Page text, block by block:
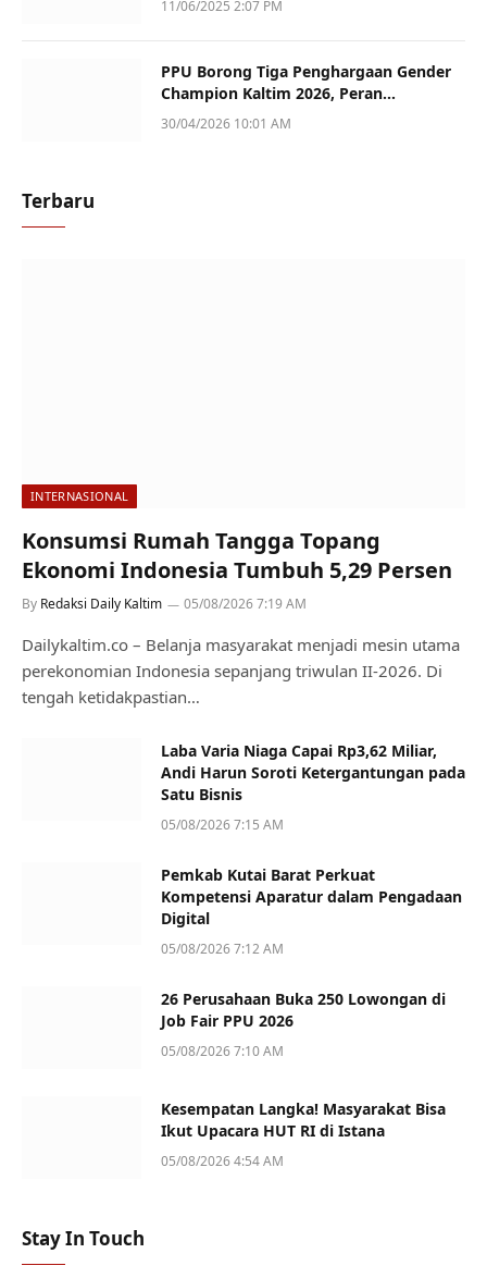
11/06/2025 2:07 PM
PPU Borong Tiga Penghargaan Gender
Champion Kaltim 2026, Peran
Perempuan Jadi Sorotan
30/04/2026 10:01 AM
Terbaru
INTERNASIONAL
Konsumsi Rumah Tangga Topang
Ekonomi Indonesia Tumbuh 5,29 Persen
By Redaksi Daily Kaltim 05/08/2026 7:19 AM
Dailykaltim.co – Belanja masyarakat menjadi mesin utama
perekonomian Indonesia sepanjang triwulan II-2026. Di
tengah ketidakpastian…
Laba Varia Niaga Capai Rp3,62 Miliar,
Andi Harun Soroti Ketergantungan pada
Satu Bisnis
05/08/2026 7:15 AM
Pemkab Kutai Barat Perkuat
Kompetensi Aparatur dalam Pengadaan
Digital
05/08/2026 7:12 AM
26 Perusahaan Buka 250 Lowongan di
Job Fair PPU 2026
05/08/2026 7:10 AM
Kesempatan Langka! Masyarakat Bisa
Ikut Upacara HUT RI di Istana
05/08/2026 4:54 AM
Stay In Touch